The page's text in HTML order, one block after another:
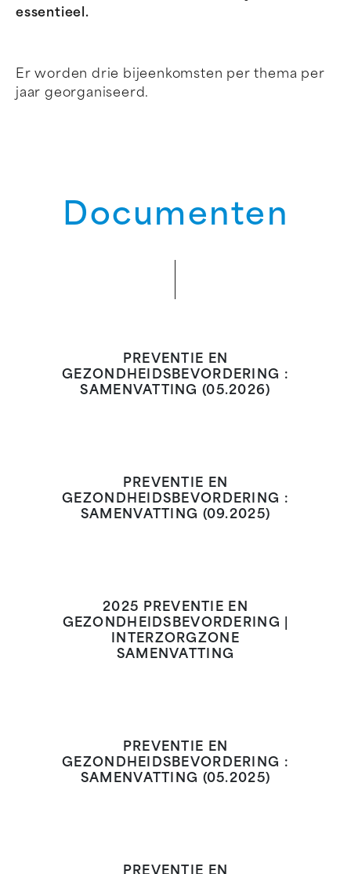
essentieel.
Er worden drie bijeenkomsten per thema per
jaar georganiseerd.
Documenten
PREVENTIE EN
GEZONDHEIDSBEVORDERING :
SAMENVATTING (05.2026)
PREVENTIE EN
GEZONDHEIDSBEVORDERING :
SAMENVATTING (09.2025)
2025 PREVENTIE EN
GEZONDHEIDSBEVORDERING |
INTERZORGZONE
SAMENVATTING
PREVENTIE EN
GEZONDHEIDSBEVORDERING :
SAMENVATTING (05.2025)